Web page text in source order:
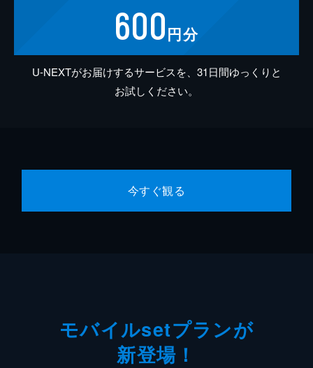
600円分
U-NEXTがお届けするサービスを、31日間ゆっくりと
お試しください。
今すぐ観る
モバイルsetプランが
新登場！